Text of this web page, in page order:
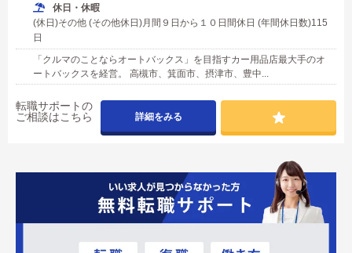
休日・休暇
(休日)その他 (その他休日)月間９日から１０日間休日 (年間休日数)115
日
「クルマのことならオートバックス」を目指すカー用品店最大手のオ
ートバックスを経営。 高槻市、箕面市、摂津市、豊中...
転職サポートの
ご相談はこちら
詳細をみる